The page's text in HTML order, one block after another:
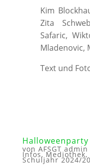
Kim
Zita
Safaric,
Mladenovic,
Text und
von AFSGT admin
Infos,Mediothek,
Schuljahr 2024/